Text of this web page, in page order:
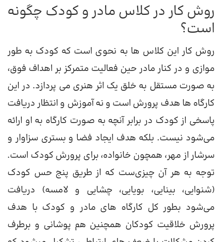
روش کار در کلاس مادر و کودک چگونه
است؟
روش کار این کلاس ها به نحوی است که کودک به طور
موازی و در کنار مادر حین فعالیت متمرکز بر اهداف فوق،
به صورت مستقل به خلق یک اثر هنری می پردازد. در این
کارگاه ها هدف پرورش است و نه آموزش و انتظار دریافت
پاسخی از کودک در برابر آنچه به صورت کارگاه به او ارائه
می‌شود نیست. بلکه هدف ایجاد فضا و بستری سزاوار و
سرشار از مهر، همچون خانواده، برای پرورش کودک است.
توجه به هر آن چیزی‌ست که از طریق پنج حس کودک
(شنوایی، بینایی، بویایی، چشایی و لامسه) دریافت
می‌شود بطور کل کارگاه های مادر و کودک با هدف
پرورش خلاقیت کودکان همچنین هم پوشانی و برطرف